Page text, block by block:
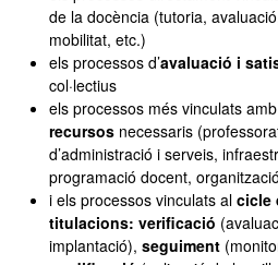
de la docència (tutoria,
mobilitat, etc.)
els processos d’avaluació i
col·lectius
els processos més vinculats
recursos necessaris
d’administració i serveis,
programació docent,
i els processos vinculats al cicle
titulacions: verificació
implantació), seguiment